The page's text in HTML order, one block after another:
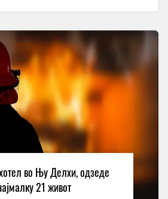
во Њу Делхи, одзеде
21 живот